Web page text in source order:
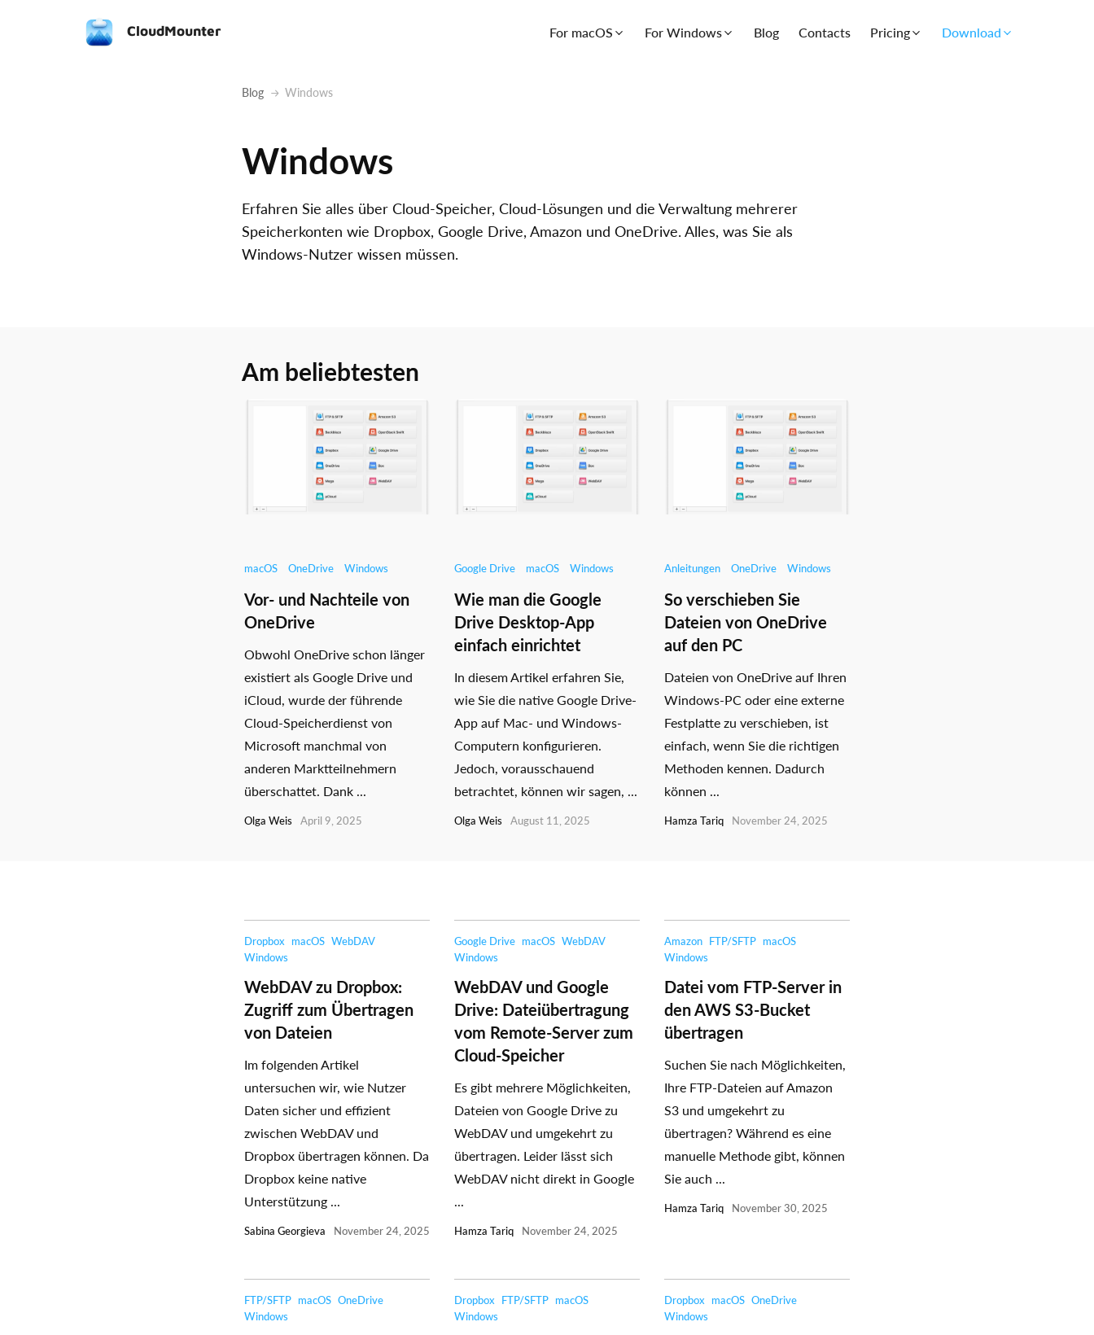
CloudMounter For macOS For Windows Blog Contacts Pricing Download
Blog Windows
Windows
Erfahren Sie alles über Cloud-Speicher, Cloud-Lösungen und die Verwaltung mehrerer
Speicherkonten wie Dropbox, Google Drive, Amazon und OneDrive. Alles, was Sie als
Windows-Nutzer wissen müssen.
Am beliebtesten
macOS OneDrive Windows
Vor- und Nachteile von
OneDrive
Obwohl OneDrive schon länger
existiert als Google Drive und
iCloud, wurde der führende
Cloud-Speicherdienst von
Microsoft manchmal von
anderen Marktteilnehmern
überschattet. Dank ...
Olga Weis April 9, 2025
Google Drive macOS Windows
Wie man die Google
Drive Desktop-App
einfach einrichtet
In diesem Artikel erfahren Sie,
wie Sie die native Google Drive-
App auf Mac- und Windows-
Computern konfigurieren.
Jedoch, vorausschauend
betrachtet, können wir sagen, ...
Olga Weis August 11, 2025
Anleitungen OneDrive Windows
So verschieben Sie
Dateien von OneDrive
auf den PC
Dateien von OneDrive auf Ihren
Windows-PC oder eine externe
Festplatte zu verschieben, ist
einfach, wenn Sie die richtigen
Methoden kennen. Dadurch
können ...
Hamza Tariq November 24, 2025
Dropbox macOS WebDAV
Windows
WebDAV zu Dropbox:
Zugriff zum Übertragen
von Dateien
Im folgenden Artikel
untersuchen wir, wie Nutzer
Daten sicher und effizient
zwischen WebDAV und
Dropbox übertragen können. Da
Dropbox keine native
Unterstützung ...
Sabina Georgieva November 24, 2025
Google Drive macOS WebDAV
Windows
WebDAV und Google
Drive: Dateiübertragung
vom Remote-Server zum
Cloud-Speicher
Es gibt mehrere Möglichkeiten,
Dateien von Google Drive zu
WebDAV und umgekehrt zu
übertragen. Leider lässt sich
WebDAV nicht direkt in Google
...
Hamza Tariq November 24, 2025
Amazon FTP/SFTP macOS
Windows
Datei vom FTP-Server in
den AWS S3-Bucket
übertragen
Suchen Sie nach Möglichkeiten,
Ihre FTP-Dateien auf Amazon
S3 und umgekehrt zu
übertragen? Während es eine
manuelle Methode gibt, können
Sie auch ...
Hamza Tariq November 30, 2025
FTP/SFTP macOS OneDrive
Windows
Dropbox FTP/SFTP macOS
Windows
Dropbox macOS OneDrive
Windows